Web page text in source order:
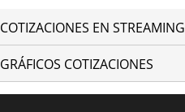
COTIZACIONES EN STREAMING
GRÁFICOS COTIZACIONES